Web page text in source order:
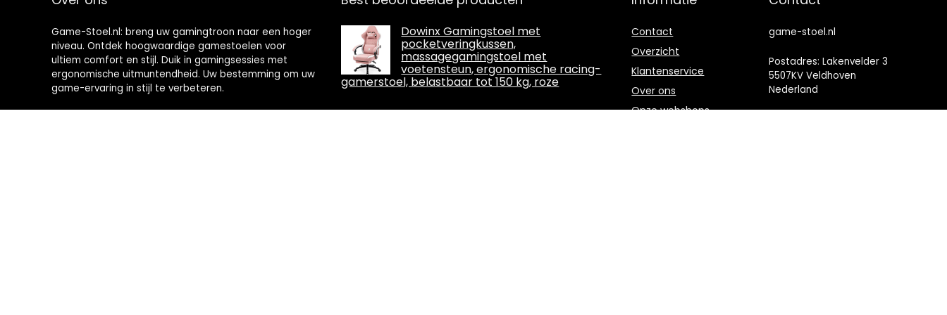
Game-Stoel.nl: breng uw gamingtroon naar een hoger
niveau. Ontdek hoogwaardige gamestoelen voor
ultiem comfort en stijl. Duik in gamingsessies met
ergonomische uitmuntendheid. Uw bestemming om uw
game-ervaring in stijl te verbeteren.
Dowinx Gamingstoel met
pocketveringkussen,
massagegamingstoel met
voetensteun, ergonomische racing-
gamerstoel, belastbaar tot 150 kg, roze
Contact
Overzicht
Klantenservice
Over ons
Onze webshops
game-stoel.nl
Postadres: Lakenvelder 3
5507KV Veldhoven
Nederland